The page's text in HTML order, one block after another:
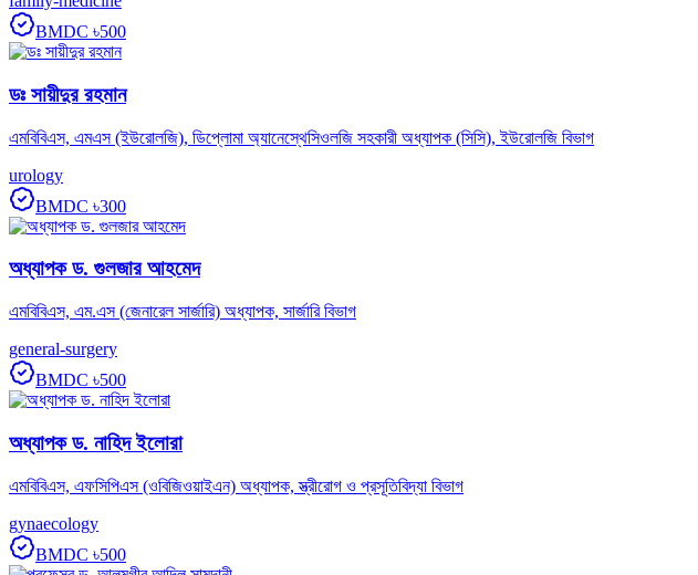
BMDC ৳500
ডঃ সায়ীদুর রহমান
এমবিবিএস, এমএস (ইউরোলজি), ডিপ্লোমা অ্যানেস্থেসিওলজি সহকারী অধ্যাপক (সিসি), ইউরোলজি বিভাগ
urology
BMDC ৳300
অধ্যাপক ড. গুলজার আহমেদ
এমবিবিএস, এম.এস (জেনারেল সার্জারি) অধ্যাপক, সার্জারি বিভাগ
general-surgery
BMDC ৳500
অধ্যাপক ড. নাহিদ ইলোরা
এমবিবিএস, এফসিপিএস (ওবিজিওয়াইএন) অধ্যাপক, স্ত্রীরোগ ও প্রসূতিবিদ্যা বিভাগ
gynaecology
BMDC ৳500